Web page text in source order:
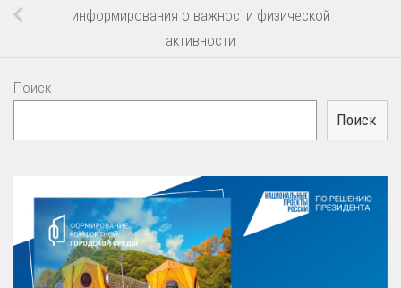
информирования о важности физической
активности
Поиск
Поиск